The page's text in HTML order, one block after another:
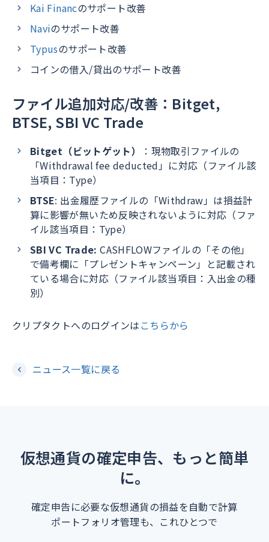
Kai Financのサポート改善
Naviのサポート改善
Typusのサポート改善
コインの借入/貸出のサポート改善
ファイル追加対応/改善：Bitget,
BTSE, SBI VC Trade
Bitget（ビットゲット）
：現物取引ファイルの
「Withdrawal fee deducted」に対応（ファイル該
当項目：Type）
BTSE: 出金履歴ファイルの「Withdraw」は損益計
算に影響が無いため反映されないように対応（ファ
イル該当項目：Type）
SBI VC Trade: CASHFLOWファイルの「その他」
で備考欄に「プレゼントキャンペーン」と記載され
ている場合に対応（ファイル該当項目：入出金の種
別）
クリプタクトへのログインは こちらから
ニュース一覧に戻る
仮想通貨の確定申告、もっと簡単
に。
確定申告に必要な仮想通貨の損益を自動で計算
ポートフォリオ管理も、これひとつで